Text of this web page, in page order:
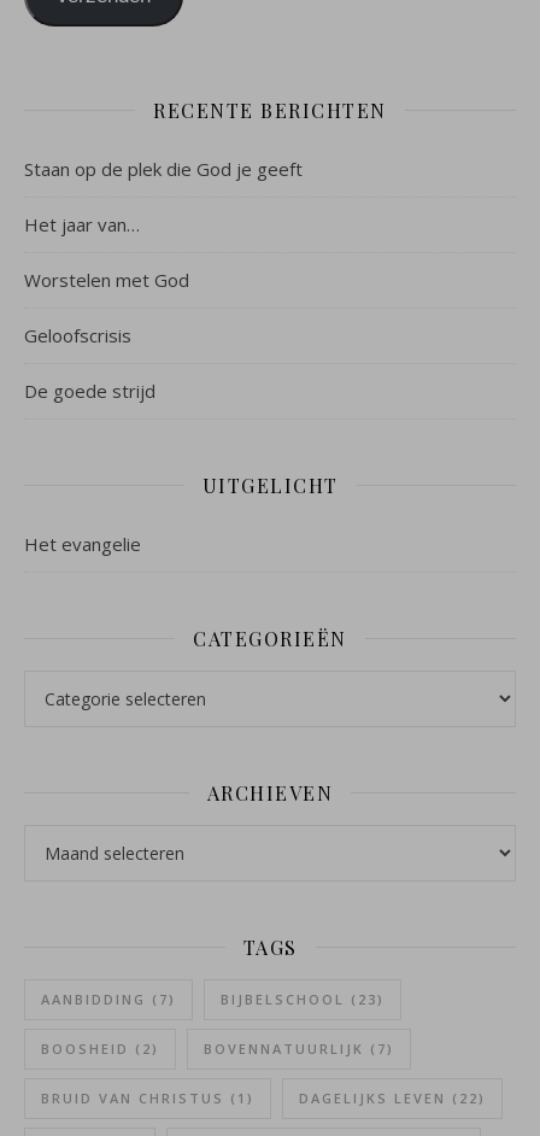
RECENTE BERICHTEN
Staan op de plek die God je geeft
Het jaar van…
Worstelen met God
Geloofscrisis
De goede strijd
UITGELICHT
Het evangelie
CATEGORIEËN
ARCHIEVEN
TAGS
AANBIDDING (7) BIJBELSCHOOL (23)
BOOSHEID (2) BOVENNATUURLIJK (7)
BRUID VAN CHRISTUS (1) DAGELIJKS LEVEN (22)